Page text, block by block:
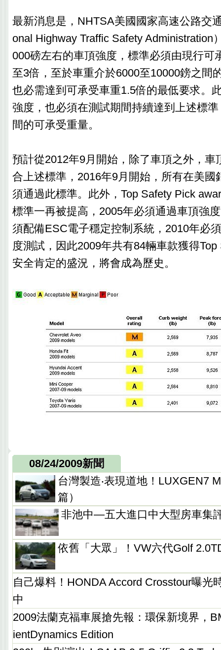
最新消息是，NHTSA美國國家高速公路交
onal Highway Traffic Safety Administration
000磅左右的車頂強度，標準必須由現行可
至3倍，至於車重介於6000至10000鎊之間
也必需達到可承受車重1.5倍的最低要求。
強度，也必須在測試期間持續達到上述標
間的可承受重量。
預計從2012年9月開始，除了車頂之外，車
合上述標準，2016年9月開始，所有在美國
須通過此標準。此外，Top Safety Pick
標準一再被提高，2005年必須通過車頂強
須配備ESC電子穩定控制系統，2010年必
度測試，因此2009年共有84輛車款獲得
安全肯定的盛況，將會成為歷史。
08/24/2009新聞
台灣製造‧表現道地！LUXGEN7
篇）
非池中—五大進口中大型房車集
依舊「大眾」！VW六代Golf
自己爆料！HONDA Accord Crosstour曝光
中
2009法蘭克福車展搶先報：環保新境界，
ientDynamics Edition